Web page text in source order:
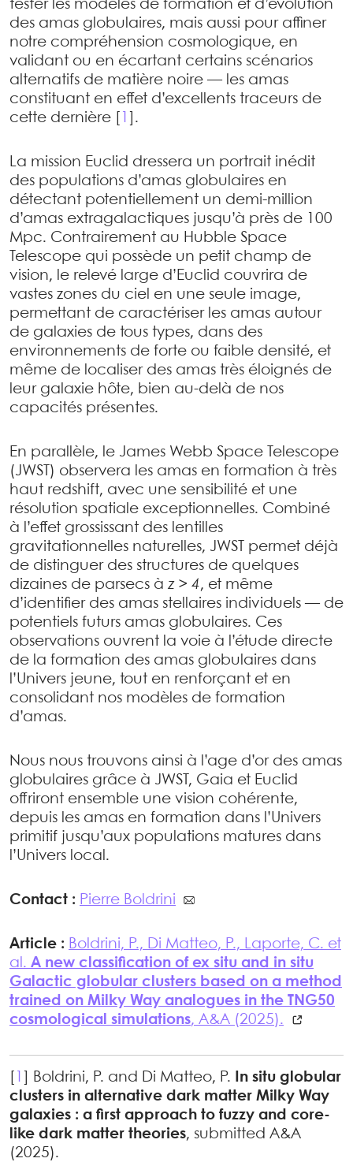
tester les modèles de formation et d’évolution
des amas globulaires, mais aussi pour affiner
notre compréhension cosmologique, en
validant ou en écartant certains scénarios
alternatifs de matière noire — les amas
constituant en effet d’excellents traceurs de
cette dernière
.
La mission Euclid dressera un portrait inédit
des populations d’amas globulaires en
détectant potentiellement un demi-million
d’amas extragalactiques jusqu’à près de 100
Mpc. Contrairement au Hubble Space
Telescope qui possède un petit champ de
vision, le relevé large d’Euclid couvrira de
vastes zones du ciel en une seule image,
permettant de caractériser les amas autour
de galaxies de tous types, dans des
environnements de forte ou faible densité, et
même de localiser des amas très éloignés de
leur galaxie hôte, bien au-delà de nos
capacités présentes.
En parallèle, le James Webb Space Telescope
(JWST) observera les amas en formation à très
haut redshift, avec une sensibilité et une
résolution spatiale exceptionnelles. Combiné
à l’effet grossissant des lentilles
gravitationnelles naturelles, JWST permet déjà
de distinguer des structures de quelques
dizaines de parsecs à z > 4, et même
d’identifier des amas stellaires individuels — de
potentiels futurs amas globulaires. Ces
observations ouvrent la voie à l’étude directe
de la formation des amas globulaires dans
l’Univers jeune, tout en renforçant et en
consolidant nos modèles de formation
d’amas.
Nous nous trouvons ainsi à l’age d’or des amas
globulaires grâce à JWST, Gaia et Euclid
offriront ensemble une vision cohérente,
depuis les amas en formation dans l’Univers
primitif jusqu’aux populations matures dans
l’Univers local.
Contact : Pierre Boldrini
Article : Boldrini, P., Di Matteo, P., Laporte, C. et
al. A new classification of ex situ and in situ
Galactic globular clusters based on a method
trained on Milky Way analogues in the TNG50
cosmological simulations, A&A (2025).
Boldrini, P. and Di Matteo, P.
In situ globular
clusters in alternative dark matter Milky Way
galaxies : a first approach to fuzzy and core-
like dark matter theories, submitted A&A
(2025).